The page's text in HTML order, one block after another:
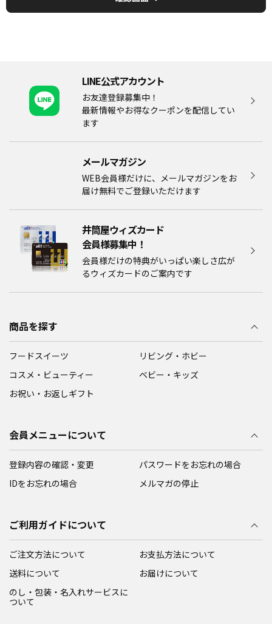
LINE公式アカウント
お友達登録募集中！
最新情報やお得なクーポンを配信してい
ます
メールマガジン​
WEB会員様だけに、メールマガジンをお
届け無料でご登録いただけます
井筒屋ウィズカード
会員様募集中！​​
会員様だけの特典がいっぱい楽しさ広が
るウィズカードのご案内です
商品を探す
フードスイーツ
リビング・ホビー
コスメ・ビューティー
ベビー・キッズ
お祝い・お返しギフト
会員メニューについて
登録内容の確認・変更
パスワードをお忘れの場合
IDをお忘れの場合
メルマガの停止
ご利用ガイドについて
ご注文方法について
お支払方法について
送料について
お届けについて
のし・包装・名入れサービスに
ついて